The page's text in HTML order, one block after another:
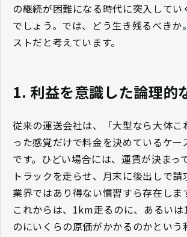
の継続が困難になる時代に突入してい
でしょう。では、どう生き残るべきか
ストだと考えています。
1. 利益を意識した論理的
従来の運送会社は、「大型なら大体こ
った感覚だけで料金を決めているケー
です。ひどい場合には、運賃が決まっ
トラックを走らせ、月末に後出しで
業界ではあり得ない慣習すら存在しま
これからは、1km走るのに、あるいは
のにいくらの原価がかかるのかという